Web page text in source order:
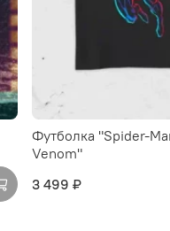
Футболка "Spider-
Venom"
3 499 ₽